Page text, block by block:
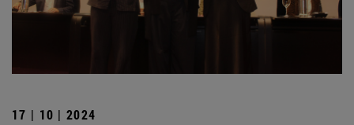
17 | 10 | 2024